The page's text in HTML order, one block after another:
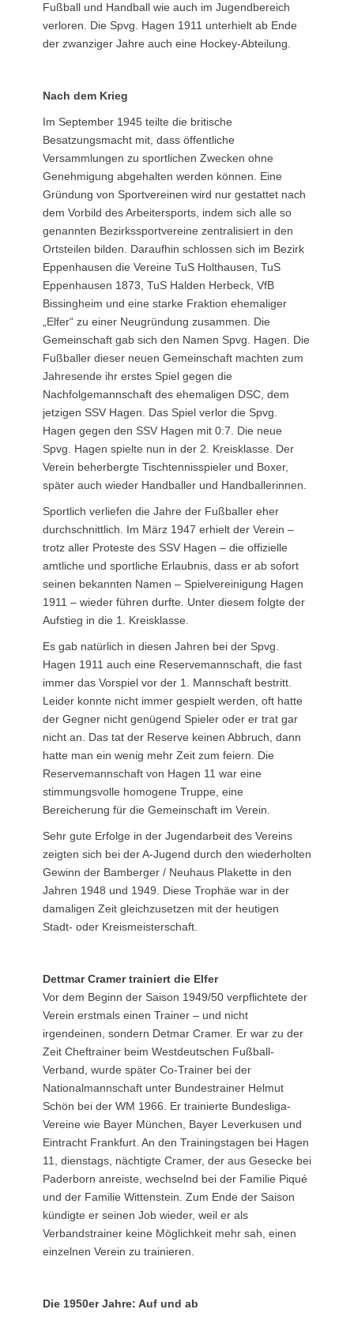
Fußball und Handball wie auch im Jugendbereich
verloren. Die Spvg. Hagen 1911 unterhielt ab Ende
der zwanziger Jahre auch eine Hockey-Abteilung.
Nach dem Krieg
Im September 1945 teilte die britische
Besatzungsmacht mit, dass öffentliche
Versammlungen zu sportlichen Zwecken ohne
Genehmigung abgehalten werden können. Eine
Gründung von Sportvereinen wird nur gestattet nach
dem Vorbild des Arbeitersports, indem sich alle so
genannten Bezirkssportvereine zentralisiert in den
Ortsteilen bilden. Daraufhin schlossen sich im Bezirk
Eppenhausen die Vereine TuS Holthausen, TuS
Eppenhausen 1873, TuS Halden Herbeck, VfB
Bissingheim und eine starke Fraktion ehemaliger
„Elfer“ zu einer Neugründung zusammen. Die
Gemeinschaft gab sich den Namen Spvg. Hagen. Die
Fußballer dieser neuen Gemeinschaft machten zum
Jahresende ihr erstes Spiel gegen die
Nachfolgemannschaft des ehemaligen DSC, dem
jetzigen SSV Hagen. Das Spiel verlor die Spvg.
Hagen gegen den SSV Hagen mit 0:7. Die neue
Spvg. Hagen spielte nun in der 2. Kreisklasse. Der
Verein beherbergte Tischtennisspieler und Boxer,
später auch wieder Handballer und Handballerinnen.
Sportlich verliefen die Jahre der Fußballer eher
durchschnittlich. Im März 1947 erhielt der Verein –
trotz aller Proteste des SSV Hagen – die offizielle
amtliche und sportliche Erlaubnis, dass er ab sofort
seinen bekannten Namen – Spielvereinigung Hagen
1911 – wieder führen durfte. Unter diesem folgte der
Aufstieg in die 1. Kreisklasse.
Es gab natürlich in diesen Jahren bei der Spvg.
Hagen 1911 auch eine Reservemannschaft, die fast
immer das Vorspiel vor der 1. Mannschaft bestritt.
Leider konnte nicht immer gespielt werden, oft hatte
der Gegner nicht genügend Spieler oder er trat gar
nicht an. Das tat der Reserve keinen Abbruch, dann
hatte man ein wenig mehr Zeit zum feiern. Die
Reservemannschaft von Hagen 11 war eine
stimmungsvolle homogene Truppe, eine
Bereicherung für die Gemeinschaft im Verein.
Sehr gute Erfolge in der Jugendarbeit des Vereins
zeigten sich bei der A-Jugend durch den wiederholten
Gewinn der Bamberger / Neuhaus Plakette in den
Jahren 1948 und 1949. Diese Trophäe war in der
damaligen Zeit gleichzusetzen mit der heutigen
Stadt- oder Kreismeisterschaft.
Dettmar Cramer trainiert die Elfer
Vor dem Beginn der Saison 1949/50 verpflichtete der
Verein erstmals einen Trainer – und nicht
irgendeinen, sondern Detmar Cramer. Er war zu der
Zeit Cheftrainer beim Westdeutschen Fußball-
Verband, wurde später Co-Trainer bei der
Nationalmannschaft unter Bundestrainer Helmut
Schön bei der WM 1966. Er trainierte Bundesliga-
Vereine wie Bayer München, Bayer Leverkusen und
Eintracht Frankfurt. An den Trainingstagen bei Hagen
11, dienstags, nächtigte Cramer, der aus Gesecke bei
Paderborn anreiste, wechselnd bei der Familie Piqué
und der Familie Wittenstein. Zum Ende der Saison
kündigte er seinen Job wieder, weil er als
Verbandstrainer keine Möglichkeit mehr sah, einen
einzelnen Verein zu trainieren.
Die 1950er Jahre: Auf und ab